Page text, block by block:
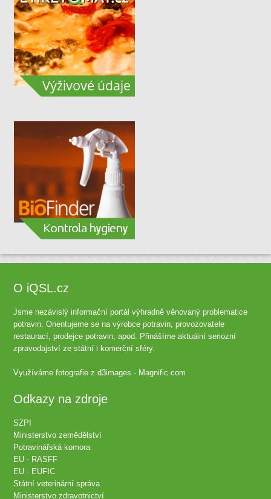
O iQSL.cz
Jsme nezávislý informační portál výhradně věnovaný problematice
potravin. Orientujeme se na výrobce potravin, provozovatele
restaurací, prodejce potravin, apod. Přinášíme aktuální seriozní
zpravodajství ze státní i komerční sféry.
Využíváme fotografie zd3images - Magnific.com
Odkazy na zdroje
SZPI
Ministerstvo zemědělství
Potravinářská komora
EU - RASFF
EU - EUFIC
Státní veterinární správa
Ministerstvo zdravotnictví